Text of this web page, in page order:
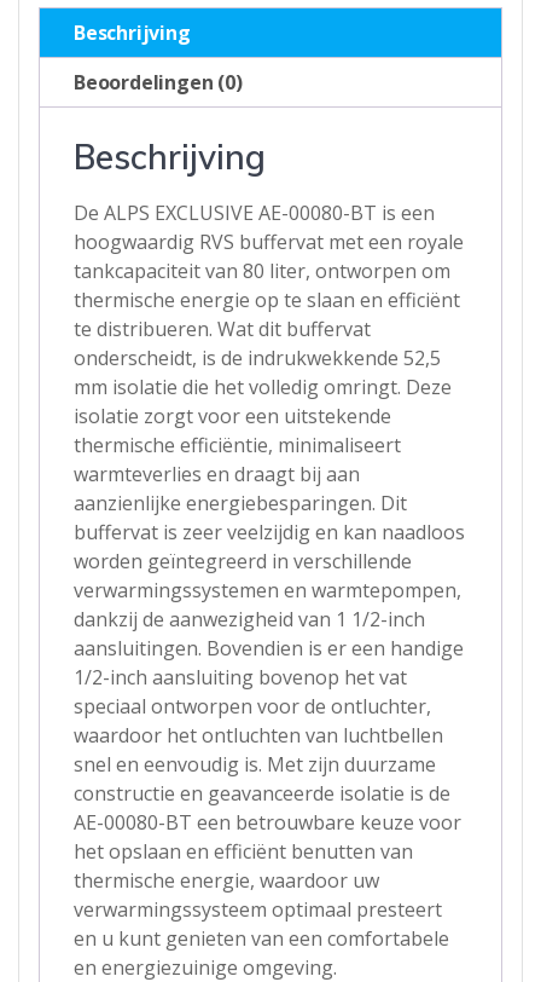
Beschrijving
Beoordelingen (0)
Beschrijving
De ALPS EXCLUSIVE AE-00080-BT is een
hoogwaardig RVS buffervat met een royale
tankcapaciteit van 80 liter, ontworpen om
thermische energie op te slaan en efficiënt
te distribueren. Wat dit buffervat
onderscheidt, is de indrukwekkende 52,5
mm isolatie die het volledig omringt. Deze
isolatie zorgt voor een uitstekende
thermische efficiëntie, minimaliseert
warmteverlies en draagt bij aan
aanzienlijke energiebesparingen. Dit
buffervat is zeer veelzijdig en kan naadloos
worden geïntegreerd in verschillende
verwarmingssystemen en warmtepompen,
dankzij de aanwezigheid van 1 1/2-inch
aansluitingen. Bovendien is er een handige
1/2-inch aansluiting bovenop het vat
speciaal ontworpen voor de ontluchter,
waardoor het ontluchten van luchtbellen
snel en eenvoudig is. Met zijn duurzame
constructie en geavanceerde isolatie is de
AE-00080-BT een betrouwbare keuze voor
het opslaan en efficiënt benutten van
thermische energie, waardoor uw
verwarmingssysteem optimaal presteert
en u kunt genieten van een comfortabele
en energiezuinige omgeving.